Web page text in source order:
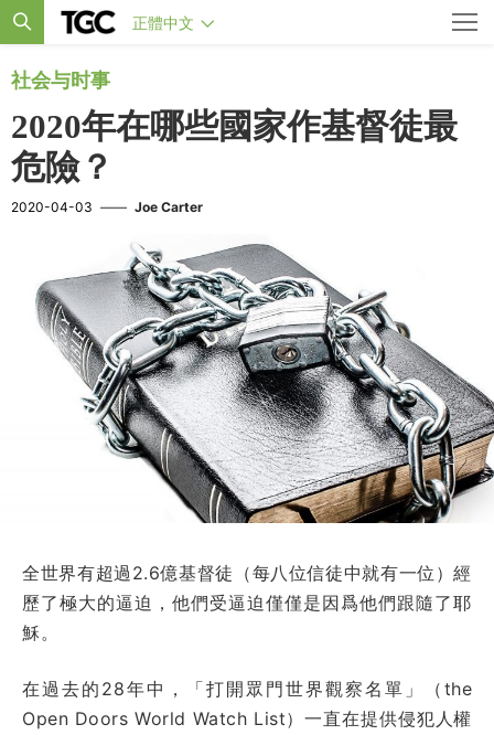
正體中文
社会与时事
2020年在哪些國家作基督徒最
危險？
2020-04-03 —— Joe Carter
全世界有超過2.6億基督徒（每八位信徒中就有一位）經
歷了極大的逼迫，他們受逼迫僅僅是因爲他們跟隨了耶
穌。
在過去的28年中，「打開眾門世界觀察名單」（the
Open Doors World Watch List）一直在提供侵犯人權